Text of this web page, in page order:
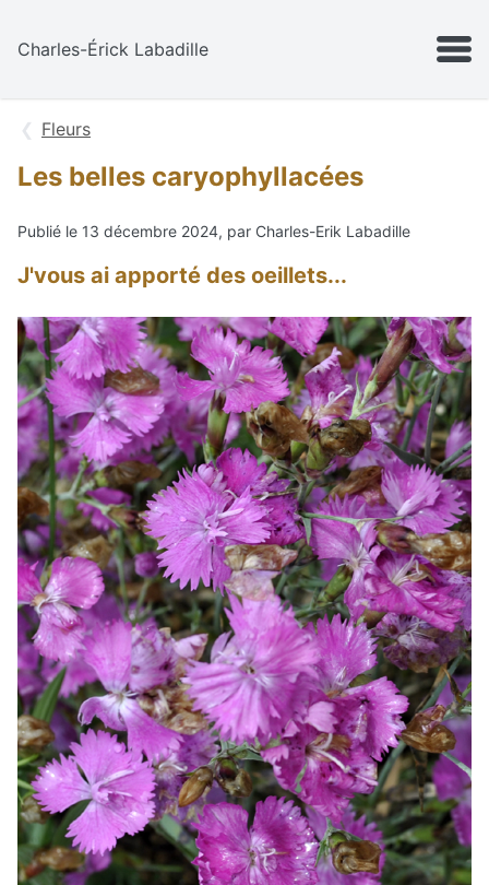
Charles-Érick Labadille
MENU
Fleurs
Les belles caryophyllacées
Publié le 13 décembre 2024, par Charles-Erik Labadille
J'vous ai apporté des oeillets...